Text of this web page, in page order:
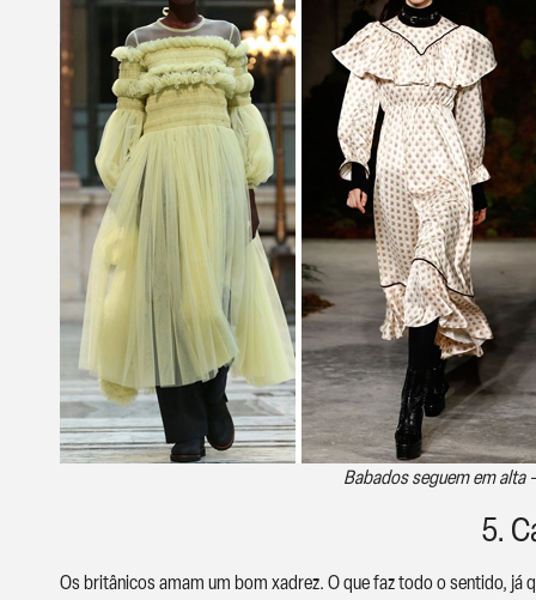
Babados seguem em alta
5.
Os britânicos amam um bom xadrez. O que faz todo o sentido,